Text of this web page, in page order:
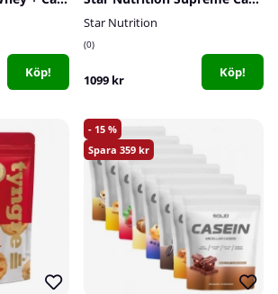
Köp!
Star Nutrition
0
1099 kr Köp!
15
359